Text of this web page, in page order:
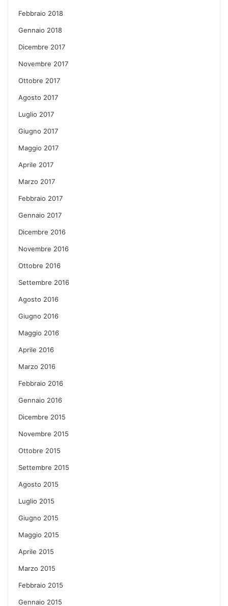
Febbraio 2018
Gennaio 2018
Dicembre 2017
Novembre 2017
Ottobre 2017
Agosto 2017
Luglio 2017
Giugno 2017
Maggio 2017
Aprile 2017
Marzo 2017
Febbraio 2017
Gennaio 2017
Dicembre 2016
Novembre 2016
Ottobre 2016
Settembre 2016
Agosto 2016
Giugno 2016
Maggio 2016
Aprile 2016
Marzo 2016
Febbraio 2016
Gennaio 2016
Dicembre 2015
Novembre 2015
Ottobre 2015
Settembre 2015
Agosto 2015
Luglio 2015
Giugno 2015
Maggio 2015
Aprile 2015
Marzo 2015
Febbraio 2015
Gennaio 2015